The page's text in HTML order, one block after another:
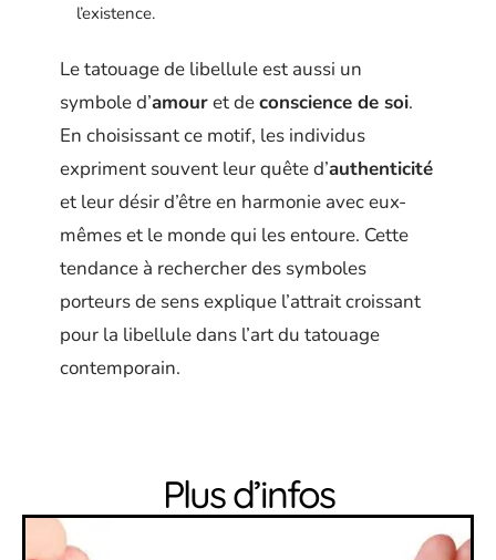
l’existence.
Le tatouage de libellule est aussi un
symbole d’amouret deconscience de soi.
En choisissant ce motif, les individus
expriment souvent leur quête d’authenticité
et leur désir d’être en harmonie avec eux-
mêmes et le monde qui les entoure. Cette
tendance à rechercher des symboles
porteurs de sens explique l’attrait croissant
pour la libellule dans l’art du tatouage
contemporain.
Plus d’infos